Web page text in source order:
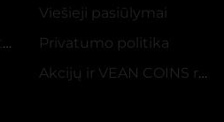
Geriausios mėnesio tatuiruotės
Viešieji pasiūlymai
Privatumo politika
Akcijų ir VEAN COINS reglamentas